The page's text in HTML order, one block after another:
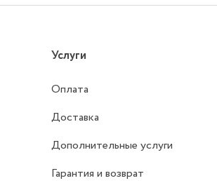
Услуги
Оплата
Доставка
Дополнительные услуги
Гарантия и возврат